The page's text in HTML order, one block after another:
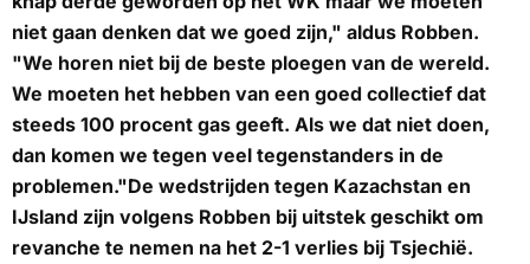
niet gaan denken dat we goed zijn," aldus Robben.
"We horen niet bij de beste ploegen van de wereld.
We moeten het hebben van een goed collectief dat
steeds 100 procent gas geeft. Als we dat niet doen,
dan komen we tegen veel tegenstanders in de
problemen."De wedstrijden tegen Kazachstan en
IJsland zijn volgens Robben bij uitstek geschikt om
revanche te nemen na het 2-1 verlies bij Tsjechië.